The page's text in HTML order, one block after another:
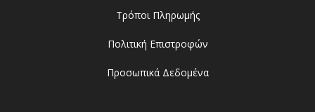
Τρόποι Πληρωμής
Πολιτική Επιστροφών
Προσωπικά Δεδομένα